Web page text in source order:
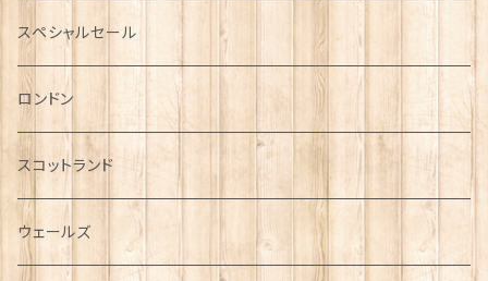
ミニカー
チャーム
犬グッズ
傘
スペシャルセール
ロンドン
スコットランド
ウェールズ